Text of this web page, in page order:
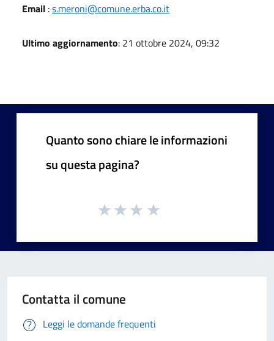
Email :s.meroni@comune.erba.co.it
Ultimo aggiornamento: 21 ottobre 2024, 09:32
Quanto sono chiare le informazioni
su questa pagina?
Contatta il comune
Leggi le domande frequenti